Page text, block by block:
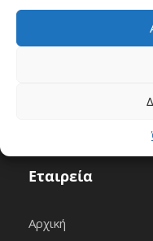
Εταιρεία
Αρχική